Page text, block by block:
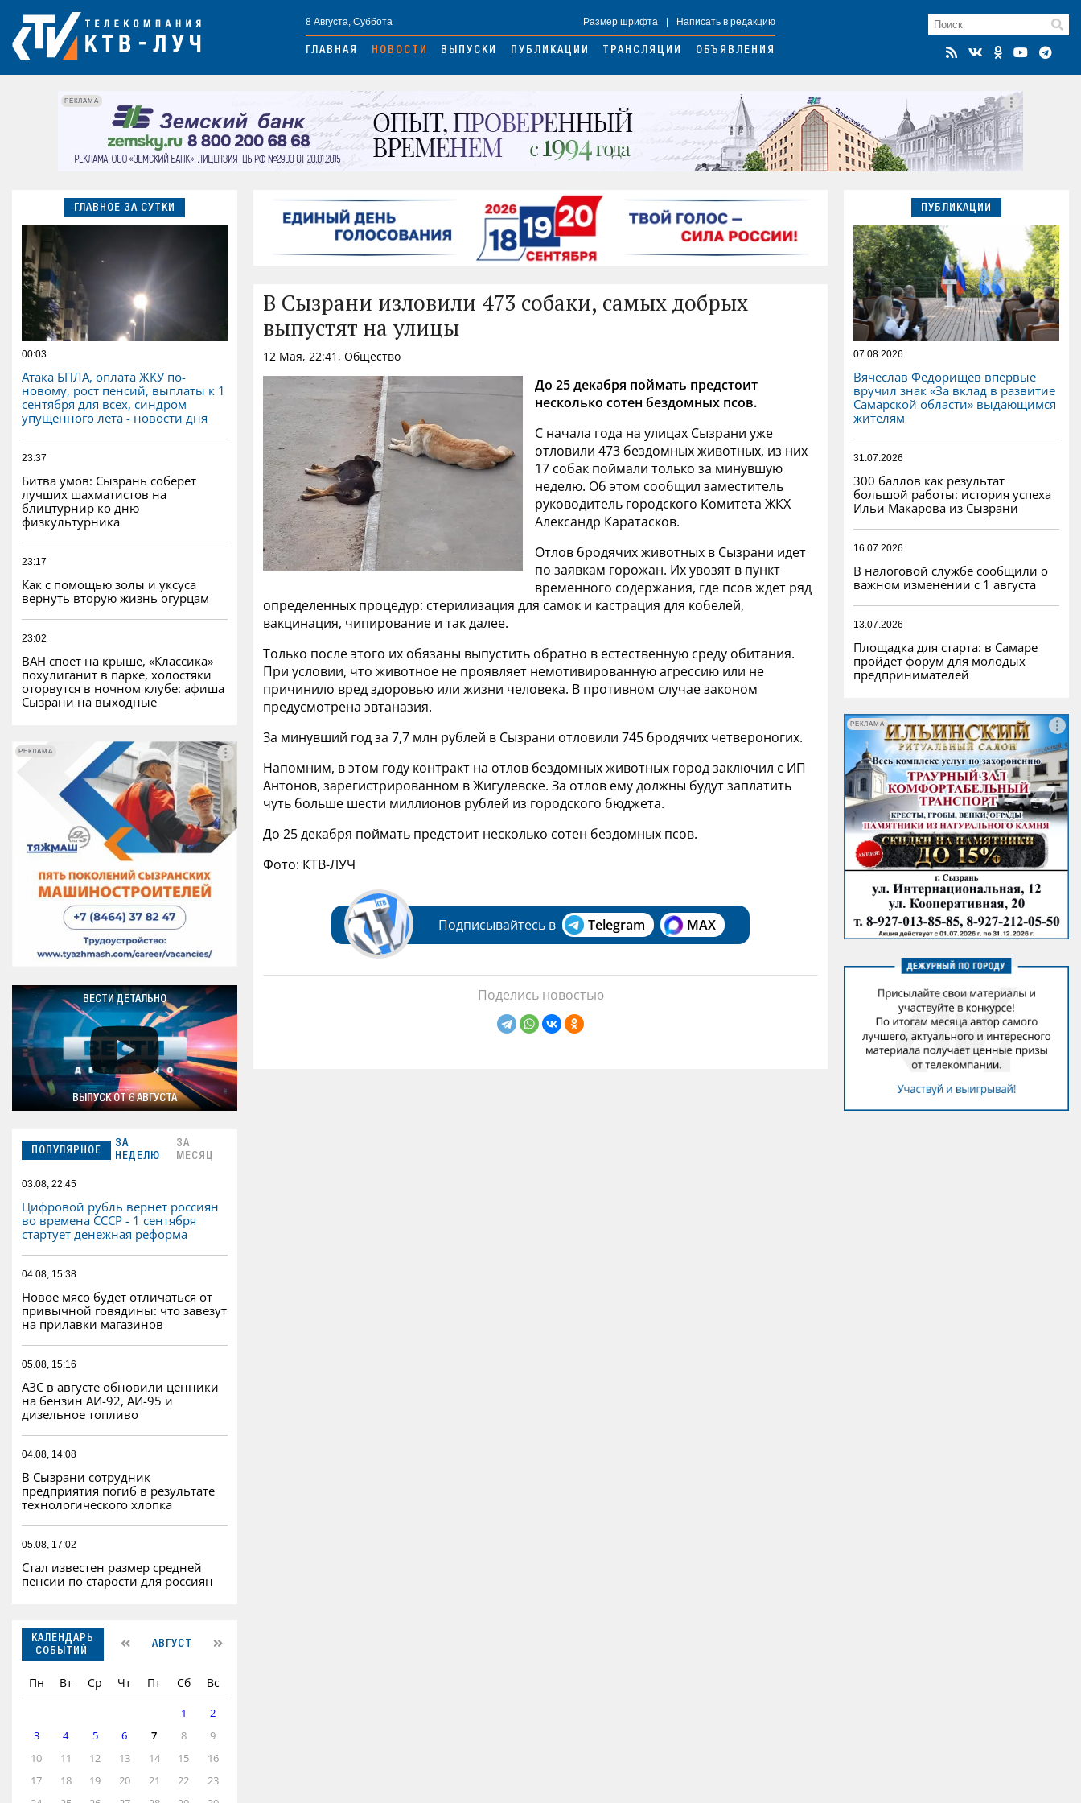
8 Августа, Суббота Размер шрифта Написать в редакцию
ГЛАВНАЯ НОВОСТИ ВЫПУСКИ ПУБЛИКАЦИИ ТРАНСЛЯЦИИ ОБЪЯВЛЕНИЯ
РЕКЛАМА
ГЛАВНОЕ ЗА СУТКИ
00:03
Атака БПЛА, оплата ЖКУ по-
новому, рост пенсий, выплаты к 1
сентября для всех, синдром
упущенного лета - новости дня
23:37
Битва умов: Сызрань соберет
лучших шахматистов на
блицтурнир ко дню
физкультурника
23:17
Как с помощью золы и уксуса
вернуть вторую жизнь огурцам
23:02
ВАН споет на крыше, «Классика»
похулиганит в парке, холостяки
оторвутся в ночном клубе: афиша
Сызрани на выходные
РЕКЛАМА РЕКЛАМА
ВЕСТИ ДЕТАЛЬНО
ВЫПУСК ОТ 6 АВГУСТА
ПОПУЛЯРНОЕ
ЗА
НЕДЕЛЮ
ЗА
МЕСЯЦ
03.08, 22:45
Цифровой рубль вернет россиян
во времена СССР - 1 сентября
стартует денежная реформа
04.08, 15:38
Новое мясо будет отличаться от
привычной говядины: что завезут
на прилавки магазинов
05.08, 15:16
АЗС в августе обновили ценники
на бензин АИ-92, АИ-95 и
дизельное топливо
04.08, 14:08
В Сызрани сотрудник
предприятия погиб в результате
технологического хлопка
05.08, 17:02
Стал известен размер средней
пенсии по старости для россиян
КАЛЕНДАРЬ
СОБЫТИЙ
АВГУСТ
Пн Вт Ср Чт Пт Сб Вс
1
2
3
4 5 6 7 8
9
10
11 12 13 14 15
16
17
18 19 20 21 22
23
В Сызрани изловили 473 собаки, самых добрых
выпустят на улицы
12 Мая, 22:41, Общество
До 25 декабря поймать предстоит
несколько сотен бездомных псов.
С начала года на улицах Сызрани уже
отловили 473 бездомных животных, из них
17 собак поймали только за минувшую
неделю. Об этом сообщил заместитель
руководитель городского Комитета ЖКХ
Александр Каратасков.
Отлов бродячих животных в Сызрани идет
по заявкам горожан. Их увозят в пункт
временного содержания, где псов ждет ряд
определенных процедур: стерилизация для самок и кастрация для кобелей,
вакцинация, чипирование и так далее.
Только после этого их обязаны выпустить обратно в естественную среду обитания.
При условии, что животное не проявляет немотивированную агрессию или не
причинило вред здоровью или жизни человека. В противном случае законом
предусмотрена эвтаназия.
За минувший год за 7,7 млн рублей в Сызрани отловили 745 бродячих четвероногих.
Напомним, в этом году контракт на отлов бездомных животных город заключил с ИП
Антонов, зарегистрированном в Жигулевске. За отлов ему должны будут заплатить
чуть больше шести миллионов рублей из городского бюджета.
До 25 декабря поймать предстоит несколько сотен бездомных псов.
Фото: КТВ-ЛУЧ
Подписывайтесь в Telegram MAX
Поделись новостью
ПУБЛИКАЦИИ
07.08.2026
Вячеслав Федорищев впервые
вручил знак «За вклад в развитие
Самарской области» выдающимся
жителям
31.07.2026
300 баллов как результат
большой работы: история успеха
Ильи Макарова из Сызрани
16.07.2026
В налоговой службе сообщили о
важном изменении с 1 августа
13.07.2026
Площадка для старта: в Самаре
пройдет форум для молодых
предпринимателей
РЕКЛАМА